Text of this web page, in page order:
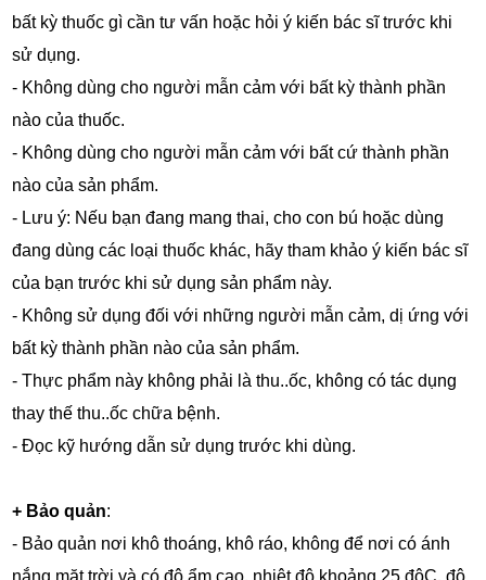
bất kỳ thuốc gì cần tư vấn hoặc hỏi ý kiến bác sĩ trước khi
sử dụng.
- Không dùng cho người mẫn cảm với bất kỳ thành phần
nào của thuốc.
- Không dùng cho người mẫn cảm với bất cứ thành phần
nào của sản phẩm.
- Lưu ý: Nếu bạn đang mang thai, cho con bú hoặc dùng
đang dùng các loại thuốc khác, hãy tham khảo ý kiến bác sĩ
của bạn trước khi sử dụng sản phẩm này.
- Không sử dụng đối với những người mẫn cảm, dị ứng với
bất kỳ thành phần nào của sản phẩm.
- Thực phẩm này không phải là thu..ốc, không có tác dụng
thay thế thu..ốc chữa bệnh.
- Đọc kỹ hướng dẫn sử dụng trước khi dùng.
+ Bảo quản:
- Bảo quản nơi khô thoáng, khô ráo, không để nơi có ánh
nắng mặt trời và có độ ẩm cao, nhiệt độ khoảng 25 độC, độ